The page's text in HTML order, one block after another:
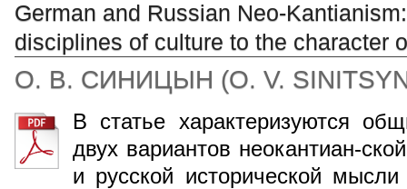
German and Russian Neo-
disciplines of culture to the character
О. В. СИНИЦЫН (O. V.
В статье характеризуются
двух вариантов неокантиан-
и русской исторической